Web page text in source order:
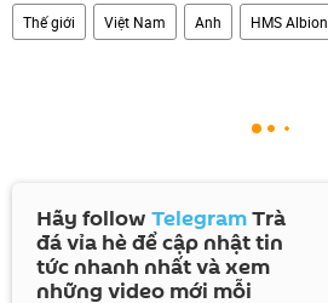
Thế giới Việt Nam Anh HMS Albion
Hãy follow TelegramTrà
đá vỉa hè để cập nhật tin
tức nhanh nhất và xem
những video mới mỗi